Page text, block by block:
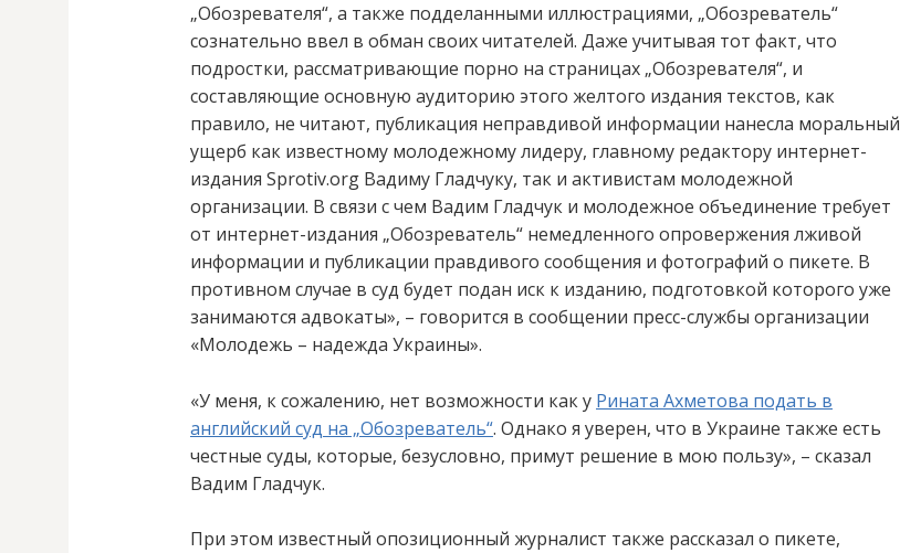
„Обозревателя“, а также подделанными иллюстрациями, „Обозреватель“
сознательно ввел в обман своих читателей. Даже учитывая тот факт, что
подростки, рассматривающие порно на страницах „Обозревателя“, и
составляющие основную аудиторию этого желтого издания текстов, как
правило, не читают, публикация неправдивой информации нанесла моральный
ущерб как известному молодежному лидеру, главному редактору интернет-
издания Sprotiv.org Вадиму Гладчуку, так и активистам молодежной
организации. В связи с чем Вадим Гладчук и молодежное объединение требует
от интернет-издания „Обозреватель“ немедленного опровержения лживой
информации и публикации правдивого сообщения и фотографий о пикете. В
противном случае в суд будет подан иск к изданию, подготовкой которого уже
занимаются адвокаты», – говорится в сообщении пресс-службы организации
«Молодежь – надежда Украины».
«У меня, к сожалению, нет возможности как у Рината Ахметова подать в
английский суд на „Обозреватель“. Однако я уверен, что в Украине также есть
честные суды, которые, безусловно, примут решение в мою пользу», – сказал
Вадим Гладчук.
При этом известный опозиционный журналист также рассказал о пикете,